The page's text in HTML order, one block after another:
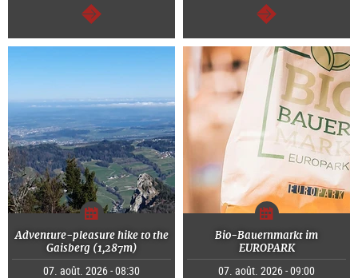
Continuer Continuer
Adventure-pleasure hike to the
Gaisberg (1,287m)
07. août. 2026 - 08:30
Bio-Bauernmarkt im
EUROPARK
07. août. 2026 - 09:00